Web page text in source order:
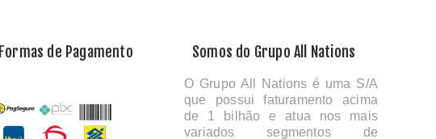
Formas de Pagamento Somos do Grupo All Nations
O Grupo All Nations é uma S/A
que possui faturamento acima
de 1 bilhão e atua nos mais
variados segmentos de